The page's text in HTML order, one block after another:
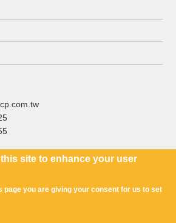
site to enhance your user
page you are giving your consent for us to set